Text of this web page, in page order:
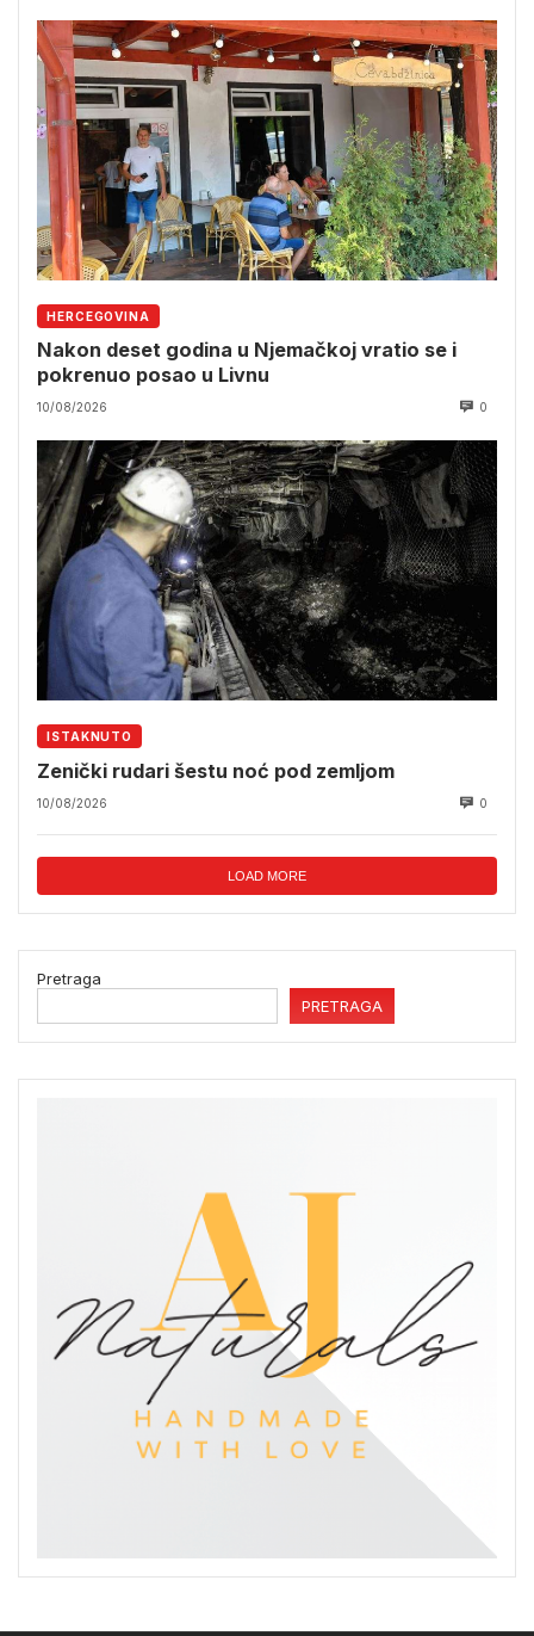
HERCEGOVINA
Nakon deset godina u Njemačkoj vratio se i
pokrenuo posao u Livnu
10/08/2026 0
ISTAKNUTO
Zenički rudari šestu noć pod zemljom
10/08/2026 0
LOAD MORE
Pretraga
PRETRAGA